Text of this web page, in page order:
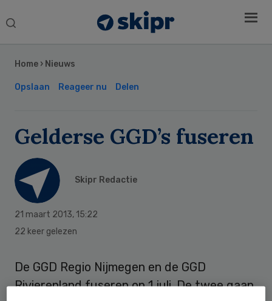
Search
Home › Nieuws
Opslaan Reageer nu Delen
Gelderse GGD’s fuseren
Skipr Redactie
21 maart 2013, 15:22
22 keer gelezen
De GGD Regio Nijmegen en de GGD
Rivierenland fuseren op 1 juli. De twee gaan
Sidebar